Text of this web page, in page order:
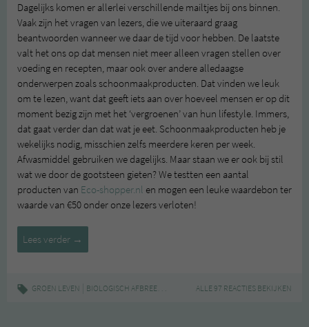
Dagelijks komen er allerlei verschillende mailtjes bij ons binnen.
Vaak zijn het vragen van lezers, die we uiteraard graag
beantwoorden wanneer we daar de tijd voor hebben. De laatste
valt het ons op dat mensen niet meer alleen vragen stellen over
voeding en recepten, maar ook over andere alledaagse
onderwerpen zoals schoonmaakproducten. Dat vinden we leuk
om te lezen, want dat geeft iets aan over hoeveel mensen er op dit
moment bezig zijn met het ‘vergroenen’ van hun lifestyle. Immers,
dat gaat verder dan dat wat je eet. Schoonmaakproducten heb je
wekelijks nodig, misschien zelfs meerdere keren per week.
Afwasmiddel gebruiken we dagelijks. Maar staan we er ook bij stil
wat we door de gootsteen gieten? We testten een aantal
producten van Eco-shopper.nl en mogen een leuke waardebon ter
waarde van €50 onder onze lezers verloten!
Lees verder Eco-
shopper
winactie!)
→
GROEN LEVEN BIOLOGISCH AFBREEKBAAR ECO-SHOPPER.NL,ECOFRIENDLY
ALLE 97 REACTIES BEKIJKEN